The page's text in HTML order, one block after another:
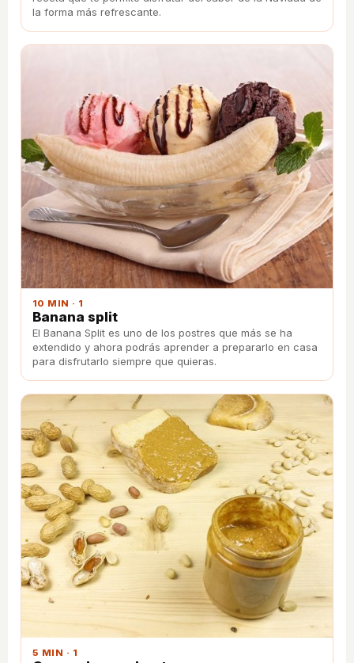
la forma más refrescante.
10 MIN · 1
Banana split
El Banana Split es uno de los postres que más se ha
extendido y ahora podrás aprender a prepararlo en casa
para disfrutarlo siempre que quieras.
5 MIN · 1